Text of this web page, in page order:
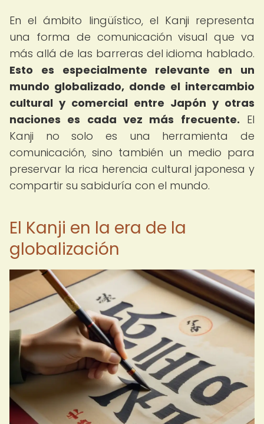
En el ámbito lingüístico, el Kanji representa
una forma de comunicación visual que va
más allá de las barreras del idioma hablado.
Esto es especialmente relevante en un
mundo globalizado, donde el intercambio
cultural y comercial entre Japón y otras
naciones es cada vez más frecuente. El
Kanji no solo es una herramienta de
comunicación, sino también un medio para
preservar la rica herencia cultural japonesa y
compartir su sabiduría con el mundo.
El Kanji en la era de la
globalización